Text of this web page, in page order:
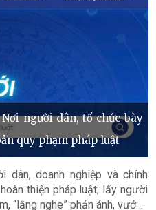
người dân, tổ chức bày
quy phạm pháp luật
dân, doanh nghiệp và chính
thiện pháp luật; lấy người
“lắng nghe” phản ánh, vướng